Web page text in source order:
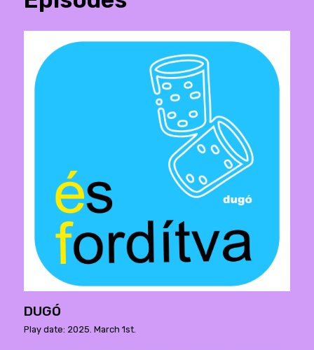
DUGÓ
Play date: 2025. March 1st.